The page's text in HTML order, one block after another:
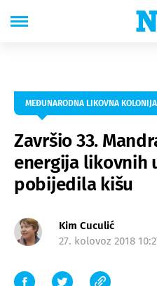
MEĐUNARODNA LIKOVNA KOLONIJA
Završio 33.
energija likovnih
pobijedila kišu
Kim Cuculić
27. kolovoz 2018